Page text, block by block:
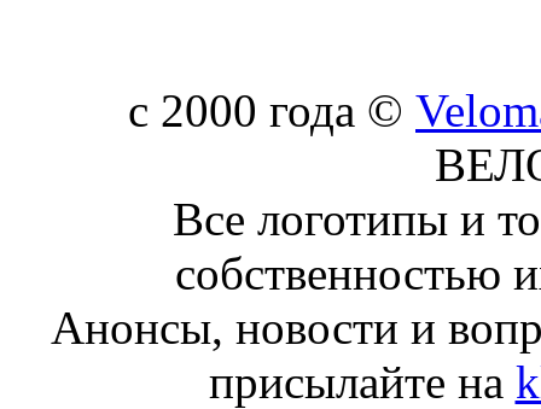
c 2000 года ©
Все логотипы и
собственностью
Анонсы, новости и
присылайте на